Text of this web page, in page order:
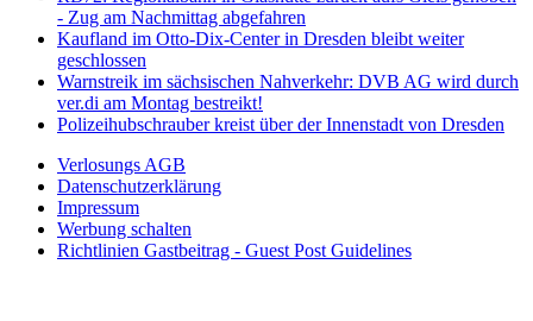
- Zug am Nachmittag abgefahren
Kaufland im Otto-Dix-Center in Dresden bleibt weiter
geschlossen
Warnstreik im sächsischen Nahverkehr: DVB AG wird durch
ver.di am Montag bestreikt!
Polizeihubschrauber kreist über der Innenstadt von Dresden
Verlosungs AGB
Datenschutzerklärung
Impressum
Werbung schalten
Richtlinien Gastbeitrag - Guest Post Guidelines